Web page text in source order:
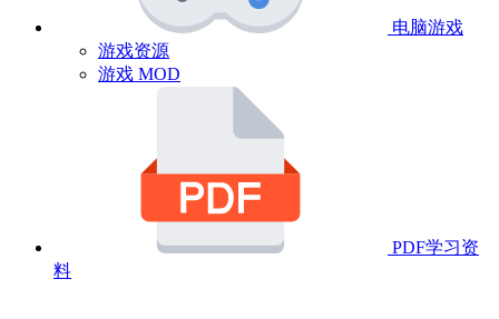
电脑游戏
游戏资源
游戏 MOD
PDF学习资
料